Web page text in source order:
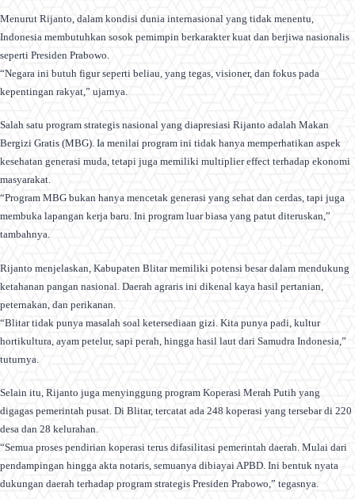
Menurut Rijanto, dalam kondisi dunia internasional yang tidak menentu,
Indonesia membutuhkan sosok pemimpin berkarakter kuat dan berjiwa nasionalis
seperti Presiden Prabowo.
“Negara ini butuh figur seperti beliau, yang tegas, visioner, dan fokus pada
kepentingan rakyat,” ujarnya.
Salah satu program strategis nasional yang diapresiasi Rijanto adalah Makan
Bergizi Gratis (MBG). Ia menilai program ini tidak hanya memperhatikan aspek
kesehatan generasi muda, tetapi juga memiliki multiplier effect terhadap ekonomi
masyarakat.
“Program MBG bukan hanya mencetak generasi yang sehat dan cerdas, tapi juga
membuka lapangan kerja baru. Ini program luar biasa yang patut diteruskan,”
tambahnya.
Rijanto menjelaskan, Kabupaten Blitar memiliki potensi besar dalam mendukung
ketahanan pangan nasional. Daerah agraris ini dikenal kaya hasil pertanian,
peternakan, dan perikanan.
“Blitar tidak punya masalah soal ketersediaan gizi. Kita punya padi, kultur
hortikultura, ayam petelur, sapi perah, hingga hasil laut dari Samudra Indonesia,”
tuturnya.
Selain itu, Rijanto juga menyinggung program Koperasi Merah Putih yang
digagas pemerintah pusat. Di Blitar, tercatat ada 248 koperasi yang tersebar di 220
desa dan 28 kelurahan.
“Semua proses pendirian koperasi terus difasilitasi pemerintah daerah. Mulai dari
pendampingan hingga akta notaris, semuanya dibiayai APBD. Ini bentuk nyata
dukungan daerah terhadap program strategis Presiden Prabowo,” tegasnya.